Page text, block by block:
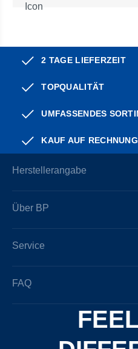
2 TAGE LIEFERZEIT
TOPQUALITÄT
UMFASSENDES
KAUF AUF RECHNUNG
Herstellerangabe
Über BP
Service
FAQ